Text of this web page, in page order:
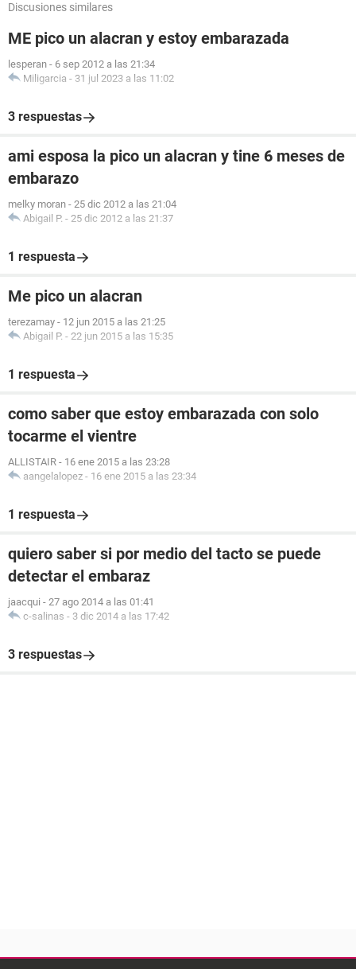
Discusiones similares
ME pico un alacran y estoy embarazada
lesperan - 6 sep 2012 a las 21:34
Miligarcia - 31 jul 2023 a las 11:02
3 respuestas
ami esposa la pico un alacran y tine 6 meses de
embarazo
melky moran - 25 dic 2012 a las 21:04
Abigail P. - 25 dic 2012 a las 21:37
1 respuesta
Me pico un alacran
terezamay - 12 jun 2015 a las 21:25
Abigail P. - 22 jun 2015 a las 15:35
1 respuesta
como saber que estoy embarazada con solo
tocarme el vientre
ALLISTAIR - 16 ene 2015 a las 23:28
aangelalopez - 16 ene 2015 a las 23:34
1 respuesta
quiero saber si por medio del tacto se puede
detectar el embaraz
jaacqui - 27 ago 2014 a las 01:41
c-salinas - 3 dic 2014 a las 17:42
3 respuestas